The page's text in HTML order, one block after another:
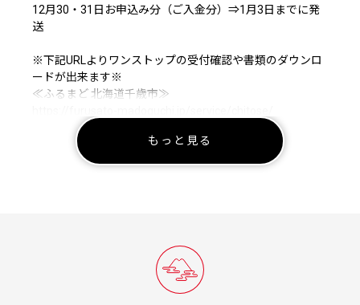
12月30・31日お申込み分（ご入金分）⇒1月3日までに発
送
※下記URLよりワンストップの受付確認や書類のダウンロ
ードが出来ます※
≪ふるまど 北海道千歳市≫
◆各お問い合わせ先はこちら◆
１．受領証明書再発行・ワンストップ受付状況について
※休日・夜間も対応しております
※住所・氏名に変更がある場合は、直接コールセンターま
もっと見る